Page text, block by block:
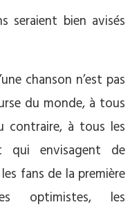
seraient bien avisés
chanson n’est pas
du monde, à tous
contraire, à tous les
qui envisagent de
fans de la première
optimistes, les